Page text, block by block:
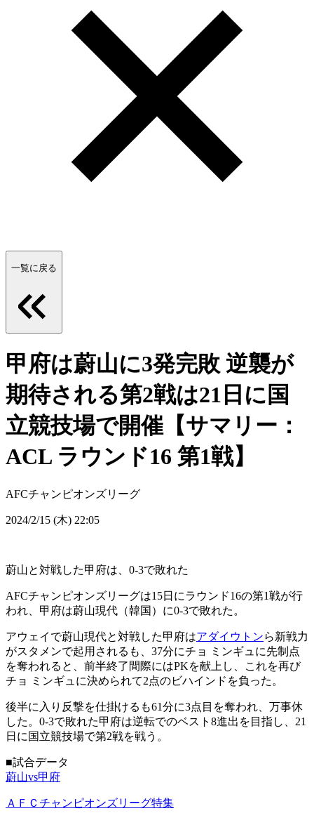
一覧に戻る
甲府は蔚山に3発完敗 逆襲が
期待される第2戦は21日に国
立競技場で開催【サマリー：
ACL ラウンド16 第1戦】
AFCチャンピオンズリーグ
2024/2/15 (木) 22:05
蔚山と対戦した甲府は、0-3で敗れた
AFCチャンピオンズリーグは15日にラウンド16の第1戦が行
われ、甲府は蔚山現代（韓国）に0-3で敗れた。
アウェイで蔚山現代と対戦した甲府はアダイウトンら新戦力
がスタメンで起用されるも、37分にチョ ミンギュに先制点
を奪われると、前半終了間際にはPKを献上し、これを再び
チョ ミンギュに決められて2点のビハインドを負った。
後半に入り反撃を仕掛けるも61分に3点目を奪われ、万事休
した。0-3で敗れた甲府は逆転でのベスト8進出を目指し、21
日に国立競技場で第2戦を戦う。
■試合データ
蔚山vs甲府
ＡＦＣチャンピオンズリーグ特集